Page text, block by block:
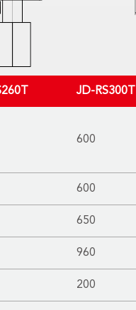
JD-RS300T
600
600
650
960
200